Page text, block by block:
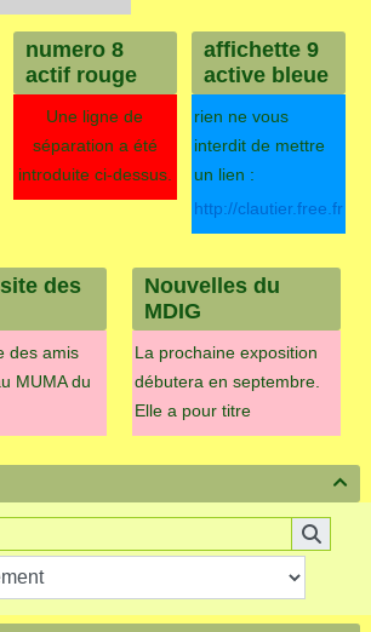
numero 8
actif rouge
Une ligne de
séparation a été
introduite ci-dessus.
affichette 9
active bleue
rien ne vous
interdit de mettre
un lien :
http://clautier.free.fr
des
des amis
MUMA du
Nouvelles du
MDIG
La prochaine exposition
débutera en septembre.
Elle a pour titre
